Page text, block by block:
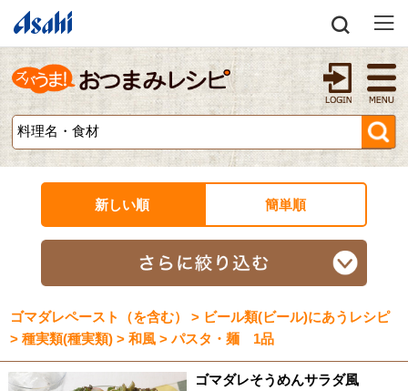
新しい順 簡単順
ゴマダレペースト（を含む） > ビール類(ビール)にあうレシピ
> 種実類(種実類) > 和風 > パスタ・麺 1品
ゴマダレそうめんサラダ風